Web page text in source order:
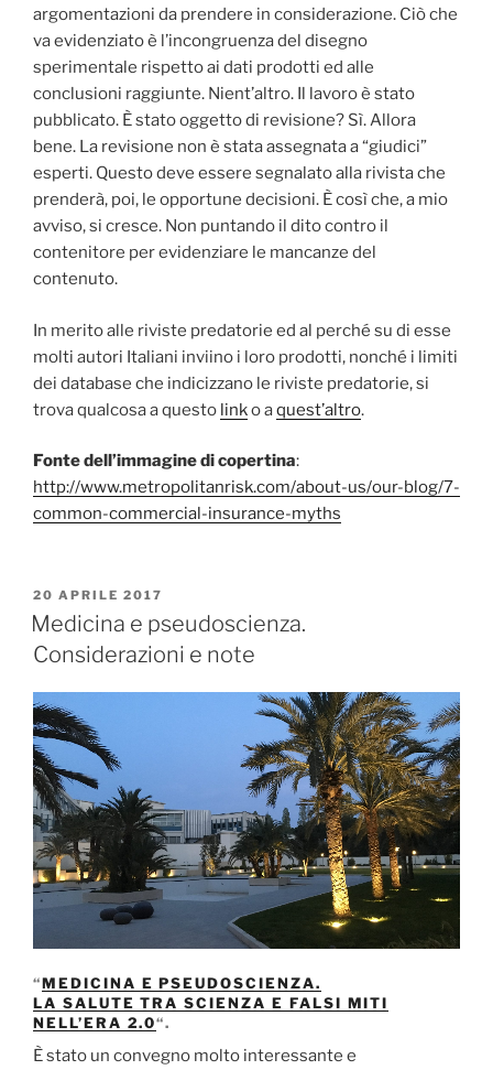
argomentazioni da prendere in considerazione. Ciò che
va evidenziato è l’incongruenza del disegno
sperimentale rispetto ai dati prodotti ed alle
conclusioni raggiunte. Nient’altro. Il lavoro è stato
pubblicato. È stato oggetto di revisione? Sì. Allora
bene. La revisione non è stata assegnata a “giudici”
esperti. Questo deve essere segnalato alla rivista che
prenderà, poi, le opportune decisioni. È così che, a mio
avviso, si cresce. Non puntando il dito contro il
contenitore per evidenziare le mancanze del
contenuto.
In merito alle riviste predatorie ed al perché su di esse
molti autori Italiani inviino i loro prodotti, nonché i limiti
dei database che indicizzano le riviste predatorie, si
trova qualcosa a questo linko aquest’altro.
Fonte dell’immagine di copertina:
http://www.metropolitanrisk.com/about-us/our-blog/7-
common-commercial-insurance-myths
PUBBLICATO
IL
20 APRILE 2017
Medicina e pseudoscienza.
Considerazioni e note
“MEDICINA E PSEUDOSCIENZA.
LA SALUTE TRA SCIENZA E FALSI MITI
NELL’ERA 2.0“.
È stato un convegno molto interessante e